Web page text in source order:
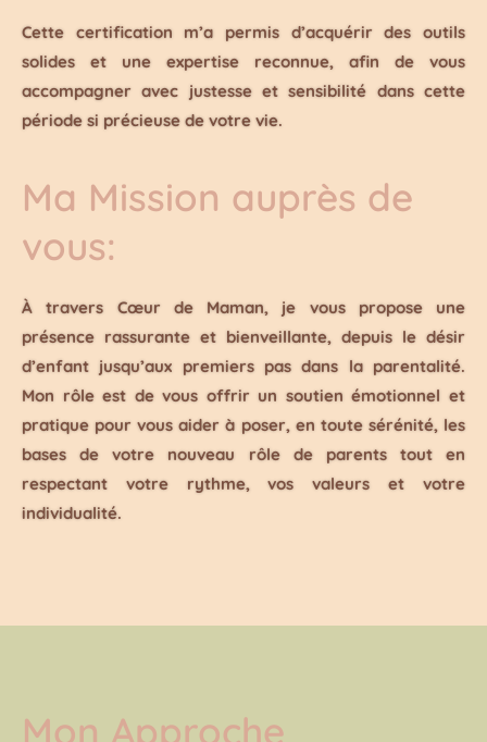
Cette certification m’a permis d’acquérir des outils
solides et une expertise reconnue, afin de vous
accompagner avec justesse et sensibilité dans cette
période si précieuse de votre vie.
Ma Mission auprès de
vous:
À travers Cœur de Maman, je vous propose une
présence rassurante et bienveillante, depuis le désir
d’enfant jusqu’aux premiers pas dans la parentalité.
Mon rôle est de vous offrir un soutien émotionnel et
pratique pour vous aider à poser, en toute sérénité, les
bases de votre nouveau rôle de parents tout en
respectant votre rythme, vos valeurs et votre
individualité.
Mon Approche